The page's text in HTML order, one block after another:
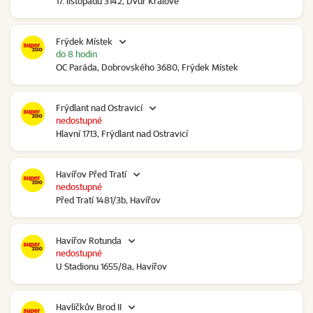
Frýdek Místek
OC Paráda, Dobrovského 3680, Frýdek Místek
do 8 hodin
Frýdlant nad Ostravicí
Hlavní 1713, Frýdlant nad Ostravicí
nedostupné
Havířov Před Tratí
Před Tratí 1481/3b, Havířov
nedostupné
Havířov Rotunda
U Stadionu 1655/8a, Havířov
nedostupné
Havlíčkův Brod II